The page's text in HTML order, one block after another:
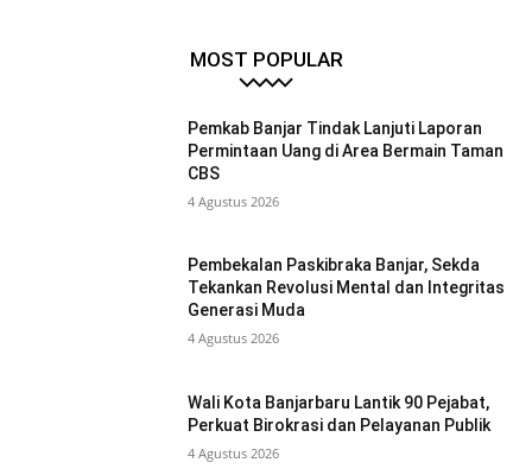
MOST POPULAR
Pemkab Banjar Tindak Lanjuti Laporan
Permintaan Uang di Area Bermain Taman
CBS
4 Agustus 2026
Pembekalan Paskibraka Banjar, Sekda
Tekankan Revolusi Mental dan Integritas
Generasi Muda
4 Agustus 2026
Wali Kota Banjarbaru Lantik 90 Pejabat,
Perkuat Birokrasi dan Pelayanan Publik
4 Agustus 2026